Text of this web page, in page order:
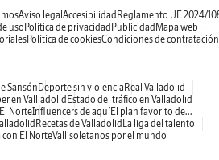
Aviso legal Accesibilidad Reglamento UE 2024/
usoPolítica de privacidad Publicidad Mapa web
Política de cookiesCondiciones de contratación
Sansón Deporte sin violencia Real Valladolid
en Vallladolid Estado del tráfico en Valladolid
NorteInfluencers de aquíEl plan favorito de...
Recetas de Valladolid La liga del talento
con El NorteVallisoletanos por el mundo